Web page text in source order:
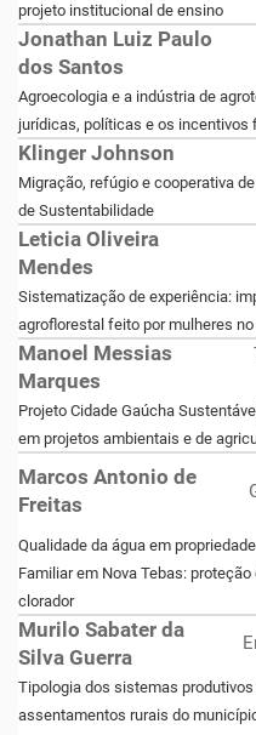
projeto institucional de ensino
Jonathan Luiz Paulo
dos Santos
Agroecologia e a indústria de
jurídicas, políticas e os incentivos
Klinger Johnson
Migração, refúgio e cooperativa
de Sustentabilidade
Leticia Oliveira
Mendes
Sistematização de experiência:
agroflorestal feito por mulheres
Manoel Messias
Marques
Projeto Cidade Gaúcha
em projetos ambientais e de
Marcos Antonio de
Freitas
Qualidade da água em
Familiar em Nova Tebas:
clorador
Murilo Sabater da
Silva Guerra
Tipologia dos sistemas
assentamentos rurais do